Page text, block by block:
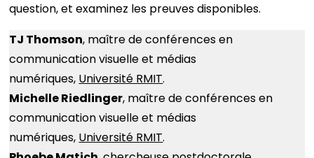
question, et examinez les preuves disponibles.
TJ Thomson, maître de conférences en
communication visuelle et médias
numériques, Université RMIT.
Michelle Riedlinger, maître de conférences en
communication visuelle et médias
numériques, Université RMIT.